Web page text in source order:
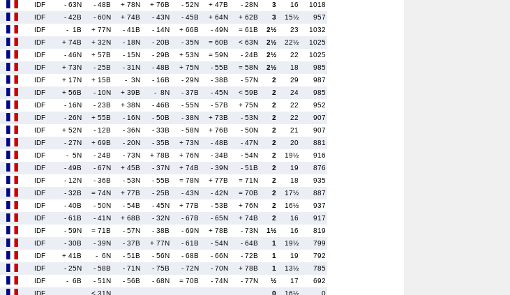
IDF - 63N - 48B + 78N + 76B - 52N + 47B - 28N 3 16
1018
IDF - 42B - 60N + 74B - 43N - 45B + 64N + 62B 3 15½
957
IDF - 1B + 77N - 41B - 14N + 66B - 49N = 61B 2½ 23
1032
IDF + 74B + 32N - 18N - 20B - 35N = 60B < 63N 2½ 22½
1025
IDF - 46N + 57B - 15N - 29B + 53N = 59N - 24B 2½ 22
1025
IDF + 73N - 25B - 31N - 48B + 75N - 55B = 58N 2½ 18
985
IDF + 17N + 15B - 3N - 16B - 29N - 38B - 57N 2 29
987
IDF + 56B - 10N + 39B - 8N - 37B - 45N < 59B 2 24
985
IDF - 16N - 23B + 38N - 46B - 55N - 57B + 75N 2 22
952
IDF - 26N + 55B - 16N - 50B - 38N + 73B - 53N 2 22
907
IDF + 52N - 12B - 36N - 33B - 58N + 76B - 50N 2 21
907
IDF - 27N + 69B - 20N - 35B + 73N - 48B - 47N 2 20
881
IDF - 5N - 24B - 73N + 78B + 76N - 34B - 54N 2 19½
916
IDF - 49B - 67N + 45B - 37N + 74B - 39N - 51B 2 19
876
IDF - 12N - 36B - 53N - 55B = 78N + 77B = 71N 2 18
935
IDF - 32B = 74N + 77B - 25B - 43N - 42N = 70B 2 17½
887
IDF - 40B - 50N - 54B - 45N + 77B - 53B + 76N 2 16½
937
IDF - 61B - 41N + 68B - 32N - 67B - 65N + 74B 2 16
917
IDF - 59N = 71B - 57N - 38B - 69N + 78B - 73N 1½ 16
819
IDF - 30B - 39N - 37B + 77N - 61B - 54N - 64B 1 19½
799
IDF + 41B - 6N - 51B - 56N - 68B - 66N - 72B 1 19
792
IDF - 25N - 58B - 71N - 75B - 72N - 70N + 78B 1 13½
785
IDF - 6B - 51N - 56B - 68N = 70B - 74N - 77N ½ 17
692
IDF < 31N 0 16½ 0